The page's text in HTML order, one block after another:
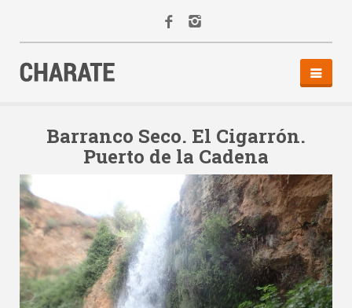
AGENDA
ACTIVIDADES
ALQUILER
EQUIPO
CONTACTO
Barranco Seco. El Cigarrón.
Puerto de la Cadena